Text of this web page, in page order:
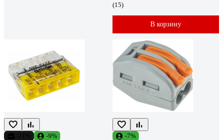
(15)
В корзину
-9% -7%